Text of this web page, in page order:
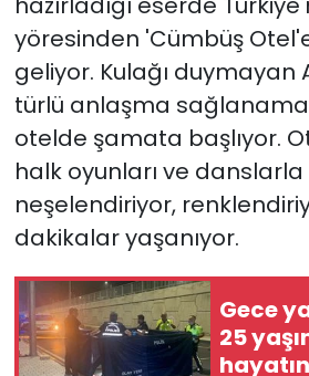
yöresinden 'Cümbüş
geliyor. Kulağı duymayan
türlü anlaşma
otelde şamata başlıyor.
halk oyunları ve danslarla
neşelendiriyor,
dakikalar yaşanıyor.
Gece
25